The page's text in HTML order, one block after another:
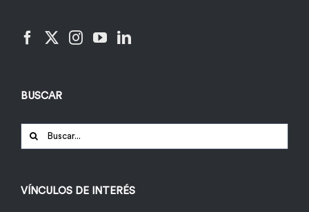
BUSCAR
Buscar:
VÍNCULOS DE INTERÉS